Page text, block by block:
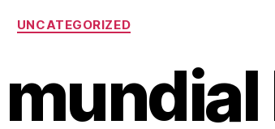
Categorías
UNCATEGORIZED